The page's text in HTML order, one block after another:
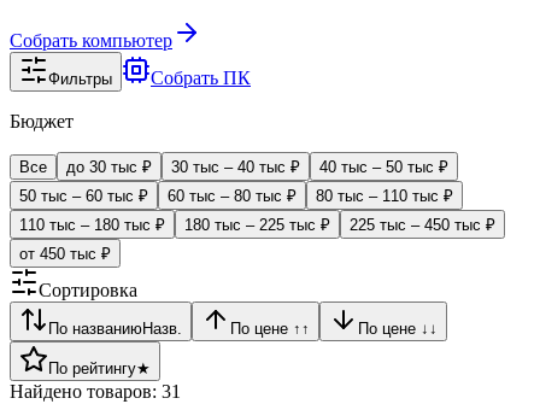
Собрать компьютер
Фильтры Собрать ПК
Бюджет
Все до 30 тыс ₽ 30 тыс – 40 тыс ₽
40 тыс – 50 тыс ₽
50 тыс – 60 тыс ₽
60 тыс – 80 тыс ₽
80 тыс – 110 тыс ₽
110 тыс – 180 тыс ₽
180 тыс – 225 тыс ₽
225 тыс – 450 тыс ₽
от 450 тыс ₽
Сортировка
По названиюНазв. По цене ↑ ↑ По цене ↓ ↓
По рейтингу★
Найдено товаров: 31